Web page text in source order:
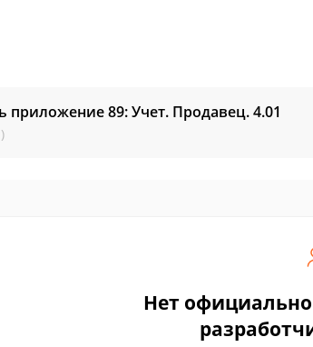
приложение 89: Учет. Продавец.4.01
Нет